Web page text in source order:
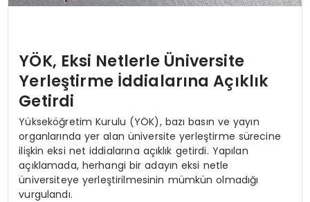
YÖK, Eksi Netlerle Üniversite
Yerleştirme İddialarına Açıklık
Getirdi
Yükseköğretim Kurulu (YÖK), bazı basın ve yayın
organlarında yer alan üniversite yerleştirme sürecine
ilişkin eksi net iddialarına açıklık getirdi. Yapılan
açıklamada, herhangi bir adayın eksi netle
üniversiteye yerleştirilmesinin mümkün olmadığı
vurgulandı.